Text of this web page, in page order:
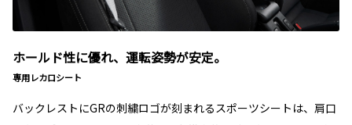
ホールド性に優れ、運転姿勢が安定。
専用レカロシート
バックレストにGRの刺繍ロゴが刻まれるスポーツシートは、肩口